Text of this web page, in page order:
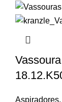
Aspiradores,